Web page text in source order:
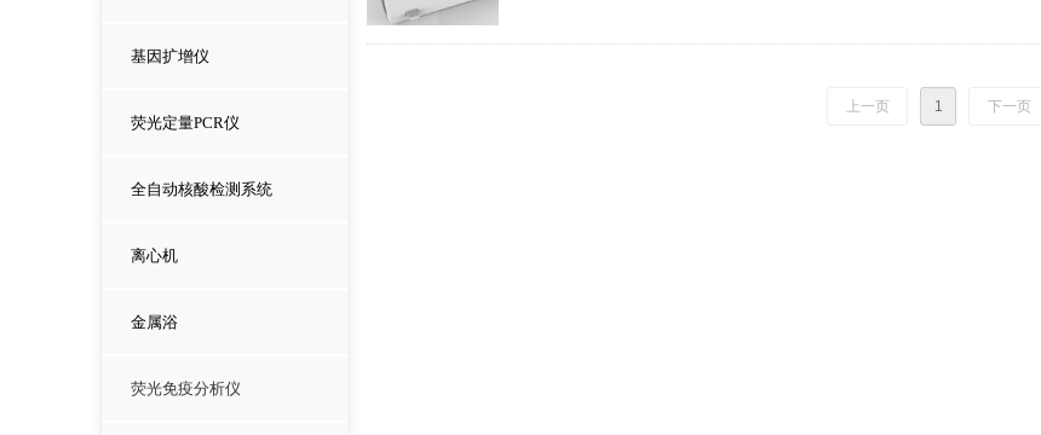
上一页 1 下一页
基因扩增仪
荧光定量PCR仪
全自动核酸检测系统
离心机
金属浴
荧光免疫分析仪